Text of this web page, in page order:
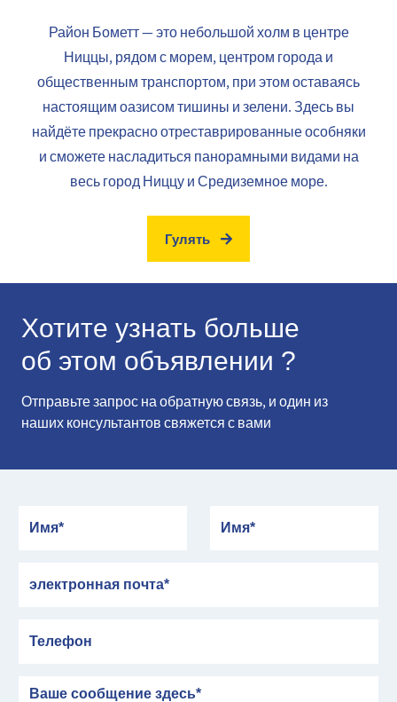
Район Бометт — это небольшой холм в центре
Ниццы, рядом с морем, центром города и
общественным транспортом, при этом оставаясь
настоящим оазисом тишины и зелени. Здесь вы
найдёте прекрасно отреставрированные особняки
и сможете насладиться панорамными видами на
весь город Ниццу и Средиземное море.
Гулять
Хотите узнать больше
об этом объявлении ?
Отправьте запрос на обратную связь, и один из
наших консультантов свяжется с вами
сообщение